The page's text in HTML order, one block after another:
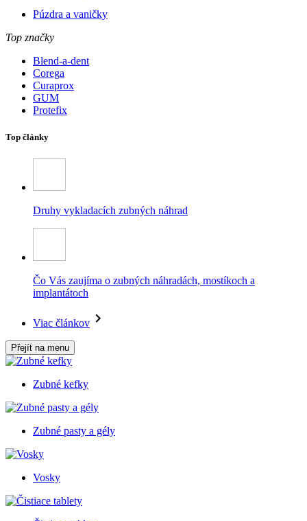
Púzdra a vaničky
Top značky
Blend-a-dent
Corega
Curaprox
GUM
Protefix
Top články
Druhy vykladacích zubných náhrad
Čo Vás zaujíma o zubných náhradách, mostíkoch a
implantátoch
Viac článkov
Přejít na menu
Zubné kefky
Zubné pasty a gély
Vosky